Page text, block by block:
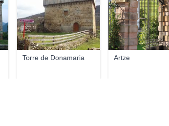
Torre de Donamaria Artze